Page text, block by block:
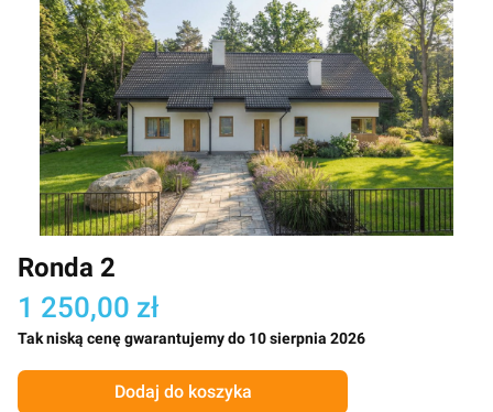
Ronda 2
1 250,00 zł
Tak niską cenę gwarantujemy do 10 sierpnia 2026
Dodaj do koszyka